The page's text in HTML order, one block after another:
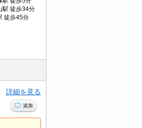
駅 徒歩34分
徒歩45分
詳細を見る
追加